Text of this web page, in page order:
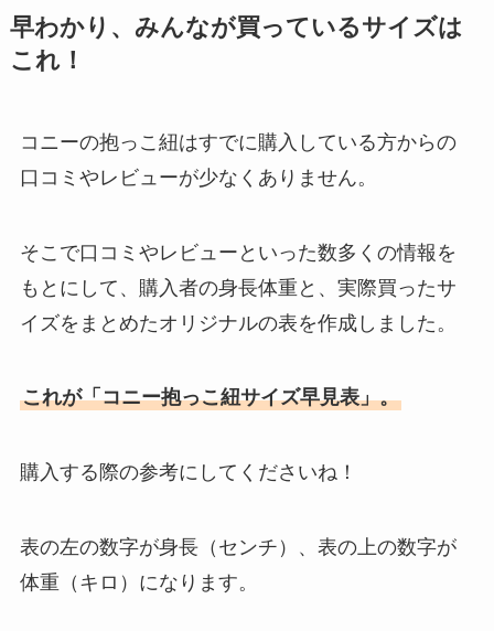
早わかり、みんなが買っているサイズは
これ！
コニーの抱っこ紐はすでに購入している方からの
口コミやレビューが少なくありません。
そこで口コミやレビューといった数多くの情報を
もとにして、購入者の身長体重と、実際買ったサ
イズをまとめたオリジナルの表を作成しました。
これが「コニー抱っこ紐サイズ早見表」。
購入する際の参考にしてくださいね！
表の左の数字が身長（センチ）、表の上の数字が
体重（キロ）になります。